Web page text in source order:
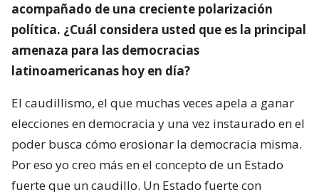
acompañado de una creciente polarización
política. ¿Cuál considera usted que es la principal
amenaza para las democracias
latinoamericanas hoy en día?
El caudillismo, el que muchas veces apela a ganar
elecciones en democracia y una vez instaurado en el
poder busca cómo erosionar la democracia misma.
Por eso yo creo más en el concepto de un Estado
fuerte que un caudillo. Un Estado fuerte con